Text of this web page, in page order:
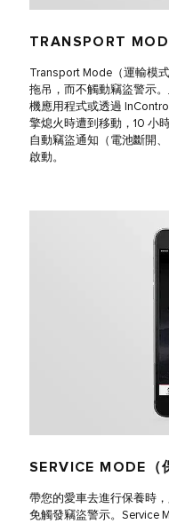
TRANSPORT
Transport Mode（運輸模
拖吊，而不觸動竊盜警示
機應用程式或透過
擎熄火時遭到移動，10 小
自動竊盜通知（電池斷開
啟動。
SERVICE MODE（
帶您的愛車去進行保養時
免觸發竊盜警示。Service